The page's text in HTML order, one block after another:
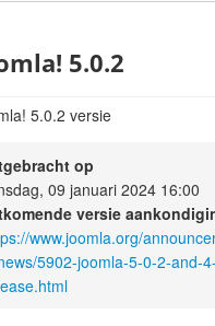
5.0.2
5.0.2 versie
op
09 januari 2024 16:00
versie
www.joomla.org/
5902-joomla-5-0-2-and-